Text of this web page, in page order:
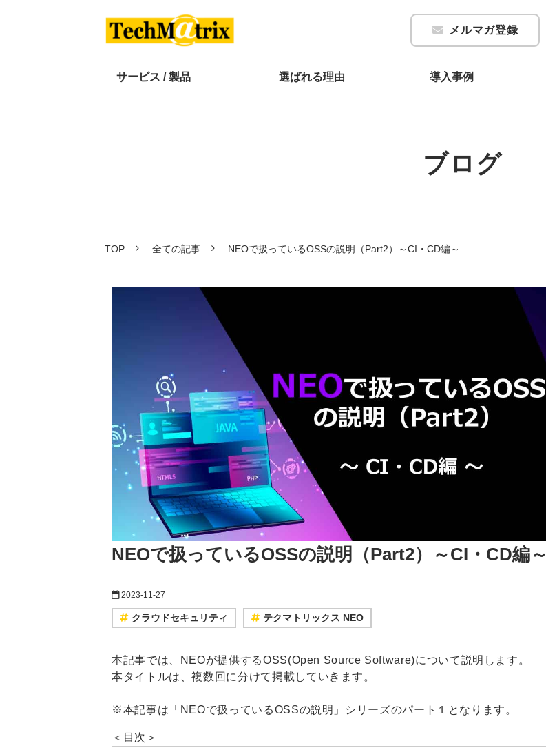
メルマガ登録
サービス / 製品 選ばれる理由 導入事例
ブログ
TOP 全ての記事 NEOで扱っているOSSの説明（Part2）～CI・CD編～
NEOで扱っているOSSの説明（Part2）～CI・CD編～
2023-11-27
クラウドセキュリティ テクマトリックス NEO
本記事では、NEOが提供するOSS(Open Source Software)について説明します。
本タイトルは、複数回に分けて掲載していきます。
※本記事は「NEOで扱っているOSSの説明」シリーズのパート１となります。
＜目次＞